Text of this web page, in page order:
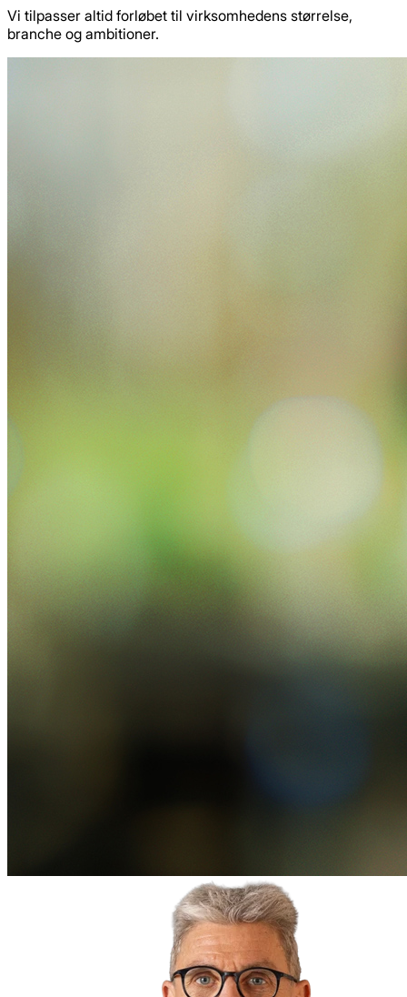
Vi tilpasser altid forløbet til virksomhedens størrelse,
branche og ambitioner.